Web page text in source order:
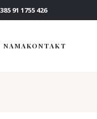
91 1755 426
NAMAKONTAKT